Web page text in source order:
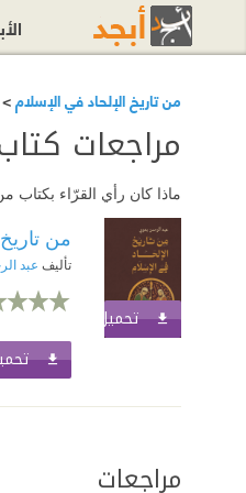
من تاريخ الإلحاد في الإسلام
مراجعات
ماذا كان رأي القرّاء بكتاب
تحميل الكتاب
من
تأليف عبد
مراجعات